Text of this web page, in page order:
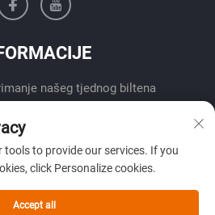
našeg tjednog biltena
tools to provide our services. If you
click Personalize cookies.
Accept all